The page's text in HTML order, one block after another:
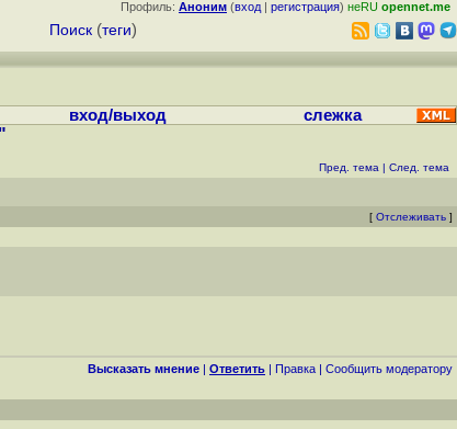
Профиль: Аноним (вход | регистрация) неRU opennet.me
Поиск (теги)
вход/выход слежка
Пред. тема | След. тема
[ Отслеживать ]
Высказать мнение | Ответить | Правка | Cообщить модератору